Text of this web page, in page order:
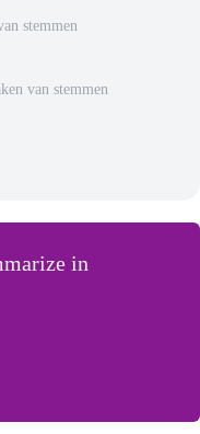
stemmen
van stemmen
in